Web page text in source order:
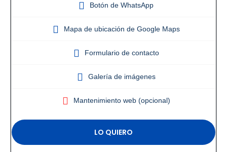
Botón de WhatsApp
Mapa de ubicación de Google Maps
Formulario de contacto
Galería de imágenes
Mantenimiento web (opcional)
LO QUIERO